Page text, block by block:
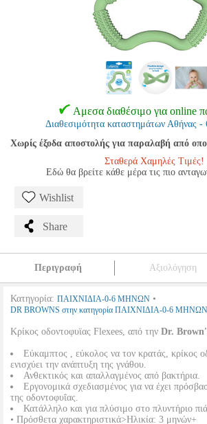
Αμεσα διαθέσιμο για online
Διαθεσιμότητα καταστημάτων Αθήνας -
Χωρίς έξοδα αποστολής για παραλαβή από
Σταθερά Χαμηλές Τιμές!
Εδώ θα βρείτε κάθε μέρα τις πιο
Wishlist
Share
Περιγραφή Αξιολόγηση
Κατηγορία: ΠΑΙΧΝΙΔΙΑ-0-6 ΜΗΝΩΝ •
DR BROWNS στην κατηγορία ΠΑΙΧΝΙΔΙΑ-0-6 ΜΗΝΩΝ
Κρίκος οδοντοφυϊας Flexees, από την Dr.
Εύκαμπτος , εύκολος να τον κρατάς, κρίκος
ενισχύει την ανάπτυξη της γνάθου.
Ανθεκτικός και απαλλαγμένος από βακτήρια.
Εργονομικά σχεδιασμένος για να έχει
της οδοντοφυΐας.
Κατάλληλο και για πλύσιμο στο πλυντήριο
• Πρόσθετα χαρακτηριστικά>Ηλικία: 3 μηνών+